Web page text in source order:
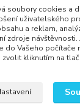
soubory cookies a
uživatelského
a reklam,
zdroje
do Vašeho počítače
zvolit kliknutím na